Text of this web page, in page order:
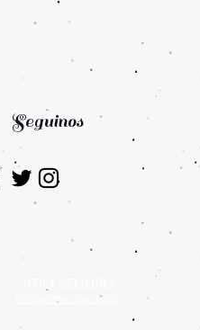
Seguinos
Protegemos tus datos